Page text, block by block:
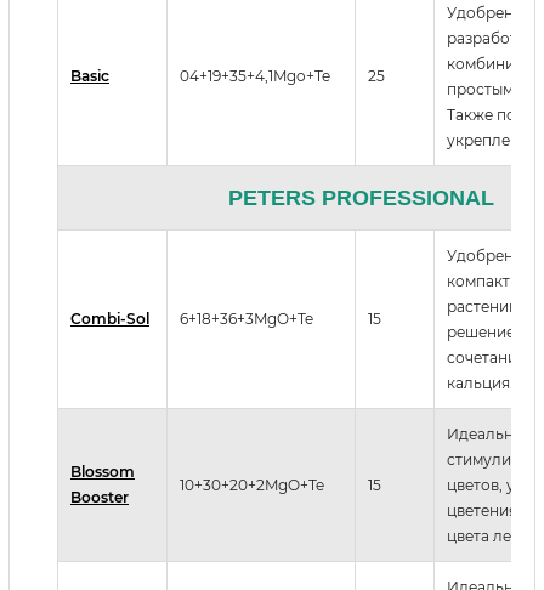
Basic 04+19+35+4,1Mgo+Te 25
Удобрение
простыми
Также
укрепления
PETERS PROFESSIONAL
Combi-Sol 6+18+36+3MgO+Te 15
Удобрение
растений.
решение
сочетании
кальция.
Blossom
Booster
10+30+20+2MgO+Te 15
Идеальное
цветов,
цветения и
цвета